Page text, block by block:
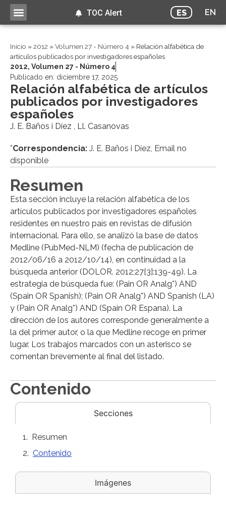
ES EN
TOC Alert
Inicio »2012 »Volumen 27 - Número 4 » Relación alfabética de
artículos publicados por investigadores españoles
2012, Volumen 27 - Número 4
Publicado en: diciembre 17, 2025
Relación alfabética de artículos
publicados por investigadores
españoles
J. E. Baños i Díez , Ll. Casanovas
*Correspondencia: J. E. Baños i Díez, Email no
disponible
Resumen
Esta sección incluye la relación alfabética de los
artículos publicados por investigadores españoles
residentes en nuestro país en revistas de difusión
internacional. Para ello, se analizó la base de datos
Medline (PubMed-NLM) (fecha de publicación de
2012/06/16 a 2012/10/14), en continuidad a la
búsqueda anterior (DOLOR. 2012;27[3]:139-49). La
estrategia de búsqueda fue: (Pain OR Analg*) AND
(Spain OR Spanish); (Pain OR Analg*) AND Spanish (LA)
y (Pain OR Analg*) AND (Spain OR Espana). La
dirección de los autores corresponde generalmente a
la del primer autor, o la que Medline recoge en primer
lugar. Los trabajos marcados con un asterisco se
comentan brevemente al final del listado.
Contenido
Secciones
Imágenes
Resumen
Contenido